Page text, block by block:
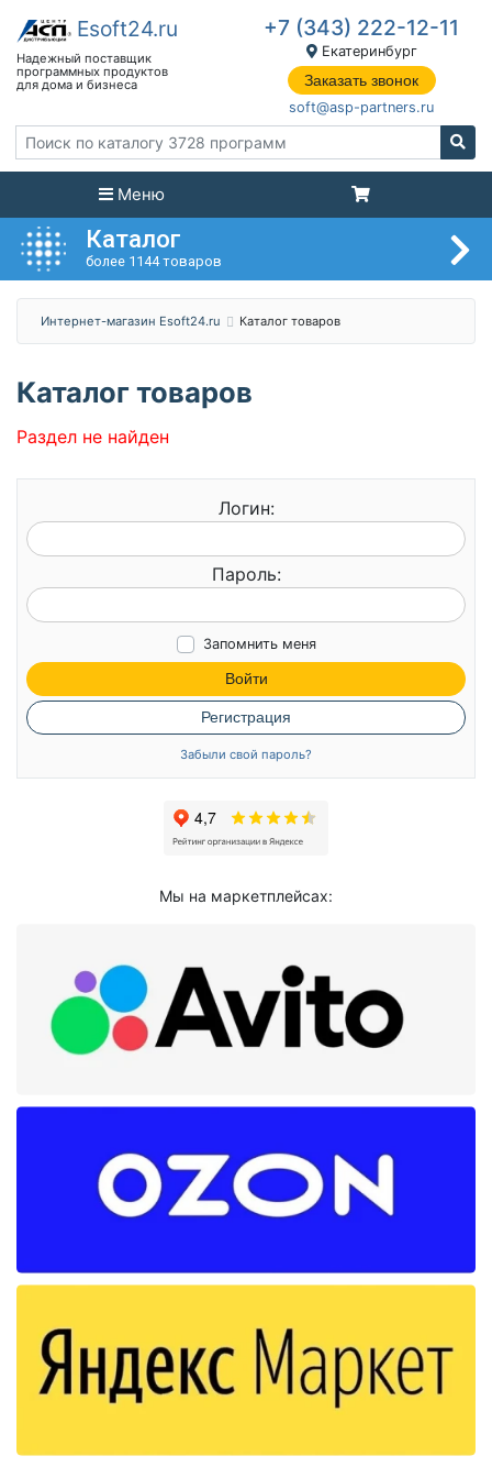
+7 (343) 222-12-11
Екатеринбург
Заказать звонок
soft@asp-partners.ru
Меню
Каталог
более 1144 товаров
Интернет-магазин Esoft24.ru Каталог товаров
Каталог товаров
Раздел не найден
Логин:
Пароль:
Запомнить меня
Войти
Регистрация
Забыли свой пароль?
Мы на маркетплейсах: